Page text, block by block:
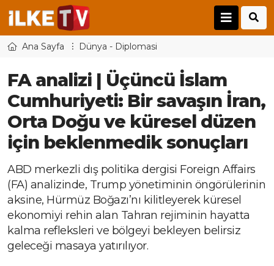
Ana Sayfa Dünya - Diplomasi
FA analizi | Üçüncü İslam
Cumhuriyeti: Bir savaşın İran,
Orta Doğu ve küresel düzen
için beklenmedik sonuçları
ABD merkezli dış politika dergisi Foreign Affairs
(FA) analizinde, Trump yönetiminin öngörülerinin
aksine, Hürmüz Boğazı’nı kilitleyerek küresel
ekonomiyi rehin alan Tahran rejiminin hayatta
kalma refleksleri ve bölgeyi bekleyen belirsiz
geleceği masaya yatırılıyor.